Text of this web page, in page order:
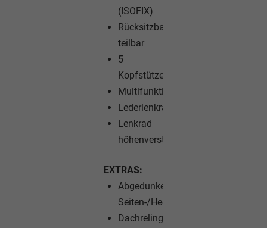
(ISOFIX)
Rücksitzbank
teilbar
5
Kopfstützen
Multifunktionslenkrad
Lederlenkrad
Lenkrad
höhenverstellbar
EXTRAS:
Abgedunkelte
Seiten-/Heckscheibe
Dachreling